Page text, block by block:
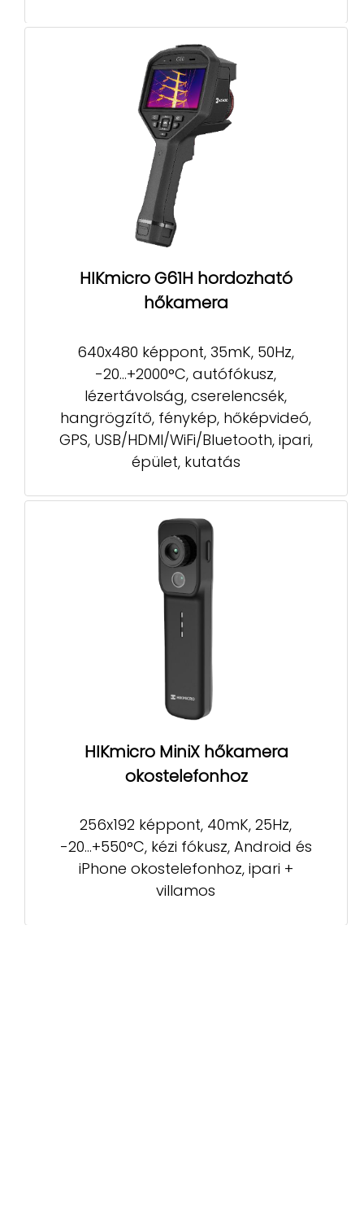
HIKmicro G61H hordozható
hőkamera
640x480 képpont, 35mK, 50Hz,
-20...+2000°C, autófókusz,
lézertávolság, cserelencsék,
hangrögzítő, fénykép, hőképvideó,
GPS, USB/HDMI/WiFi/Bluetooth, ipari,
épület, kutatás
HIKmicro MiniX hőkamera
okostelefonhoz
256x192 képpont, 40mK, 25Hz,
-20...+550°C, kézi fókusz, Android és
iPhone okostelefonhoz, ipari +
villamos